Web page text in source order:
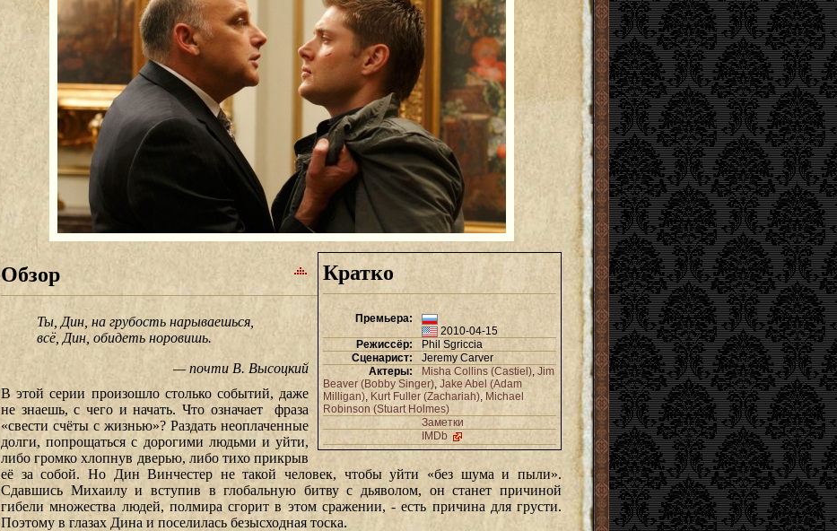
Кратко
Премьера:
2010-04-15
Режиссёр:
Phil Sgriccia
Сценарист:
Jeremy Carver
Актеры:
Misha Collins (Castiel), Jim
Beaver (Bobby Singer), Jake Abel (Adam
Milligan), Kurt Fuller (Zachariah), Michael
Robinson (Stuart Holmes)
Заметки
IMDb
Обзор
Ты, Дин, на грубость нарываешься,
всё, Дин, обидеть норовишь.
— почти В. Высоцкий
В этой серии произошло столько событий, даже
не знаешь, с чего и начать. Что означает фраза
«свести счёты с жизнью»? Раздать неоплаченные
долги, попрощаться с дорогими людьми и уйти,
либо громко хлопнув дверью, либо тихо прикрыв
её за собой. Но Дин Винчестер не такой человек, чтобы уйти «без шума и пыли».
Сдавшись Михаилу и вступив в глобальную битву с дьяволом, он станет причиной
гибели множества людей, полмира сгорит в этом сражении, - есть причина для грусти.
Поэтому в глазах Дина и поселилась безысходная тоска.